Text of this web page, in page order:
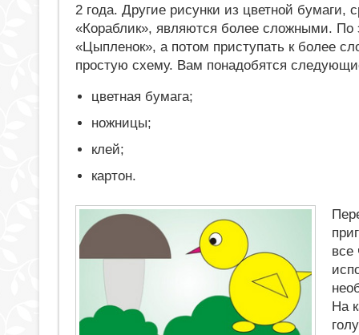
2 года. Другие рисунки из цветной
«Кораблик», являются более сложными.
«Цыпленок», а потом приступать к более
простую схему. Вам понадобятся
цветная бумага;
ножницы;
клей;
картон.
все
На